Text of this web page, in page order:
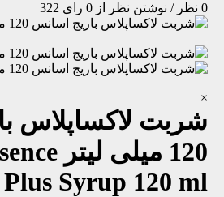
0 نظر / نوشتن نظر از 0 رای 322
×
شربت لاکساپلاس
120 میلی لیتر
Syrup 120 ml